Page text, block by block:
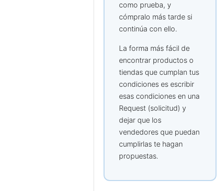
como prueba, y
cómpralo más tarde si
continúa con ello.
La forma más fácil de
encontrar productos o
tiendas que cumplan tus
condiciones es escribir
esas condiciones en una
Request (solicitud) y
dejar que los
vendedores que puedan
cumplirlas te hagan
propuestas.